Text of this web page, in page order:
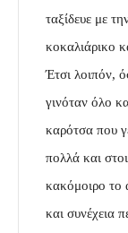
ταξίδευε με
κοκαλιάρικο
Έτσι λοιπόν,
γινόταν όλο
καρότσα που
πολλά και
κακόμοιρο το
και συνέχεια